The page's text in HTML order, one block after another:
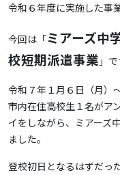
令和６年度に実施した事
今回は「ミアーズ中
校短期派遣事業 」で
令和７年１月６日（月）
市内在住高校生１名がア
イをしながら、ミアーズ
ました。
登校初日となるはずだっ